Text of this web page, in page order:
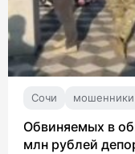
Сочи мошенники
Обвиняемых в
млн рублей